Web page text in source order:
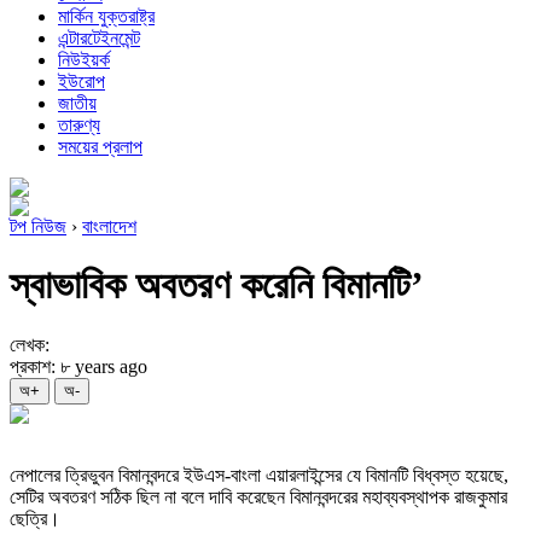
মার্কিন যুক্তরাষ্ট্র
এন্টারটেইনমেন্ট
নিউইয়র্ক
ইউরোপ
জাতীয়
তারুণ্য
সময়ের প্রলাপ
টপ নিউজ › বাংলাদেশ
স্বাভাবিক অবতরণ করেনি বিমানটি’
লেখক:
প্রকাশ: ৮ years ago
অ+ অ-
নেপালের ত্রিভুবন বিমানবন্দরে ইউএস-বাংলা এয়ারলাইন্সের যে বিমানটি বিধ্বস্ত হয়েছে,
সেটির অবতরণ সঠিক ছিল না বলে দাবি করেছেন বিমানবন্দরের মহাব্যবস্থাপক রাজকুমার
ছেত্রি।